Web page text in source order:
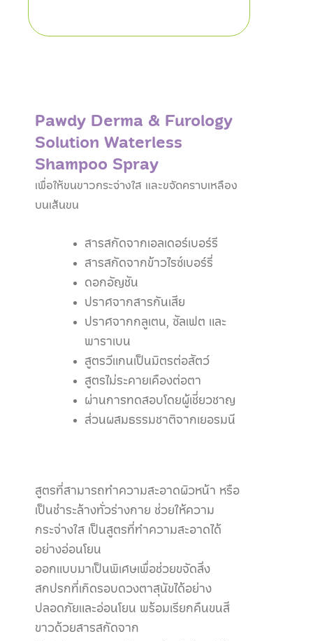
Pawdy Derma & Furology
Solution Waterless
Shampoo Spray
เพื่อให้ขนขาวกระจ่างใส และขจัดคราบเหลือง
บนเส้นขน
สารสกัดจากเอลเดอร์เบอร์รี
สารสกัดจากข้าวไรซ์เบอร์รี่
ดอกอัญชัน
ปราศจากสารกันเสีย
ปราศจากกลูเตน, ซัลเฟต และ
พาราเบน
สูตรวีแกนเป็นมิตรต่อสัตว์
สูตรไม่ระคายเคืองต่อตา
ผ่านการทดสอบโดยผู้เชี่ยวชาญ
ส่วนผสมธรรมชาติจากเยอรมนี
สูตรที่สามารถทำความสะอาดผิวหน้า หรือ
เป็นชำระล้างทั่วร่างกาย ช่วยให้ความ
กระจ่างใส เป็นสูตรที่ทำความสะอาดได้
อย่างอ่อนโยน
ออกแบบมาเป็นพิเศษเพื่อช่วยขจัดสิ่ง
สกปรกที่เกิดรอบดวงตาสุนัขได้อย่าง
ปลอดภัยและอ่อนโยน พร้อมเรียกคืนขนสี
ขาวด้วยสารสกัดจาก